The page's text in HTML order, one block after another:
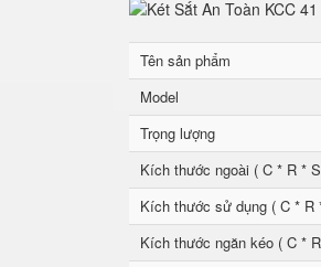
Tên sản phẩm
Model
Trọng lượng
Kích thước ngoài ( C * R *
Kích thước sử dụng ( C * R
Kích thước ngăn kéo ( C *